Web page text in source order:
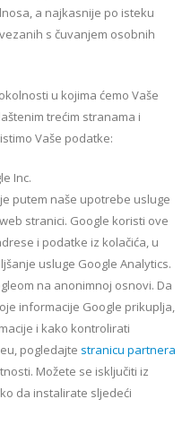
a najkasnije po isteku
s čuvanjem osobnih
u kojima ćemo Vaše
trećim stranama i
Vaše podatke:
Inc.
putem naše upotrebe usluge
stranici. Google koristi ove
i podatke iz kolačića, u
usluge Google Analytics.
na anonimnoj osnovi. Da
informacije Google prikuplja,
i kako kontrolirati
pogledajte stranicu partnera
Možete se isključiti iz
da instalirate sljedeći